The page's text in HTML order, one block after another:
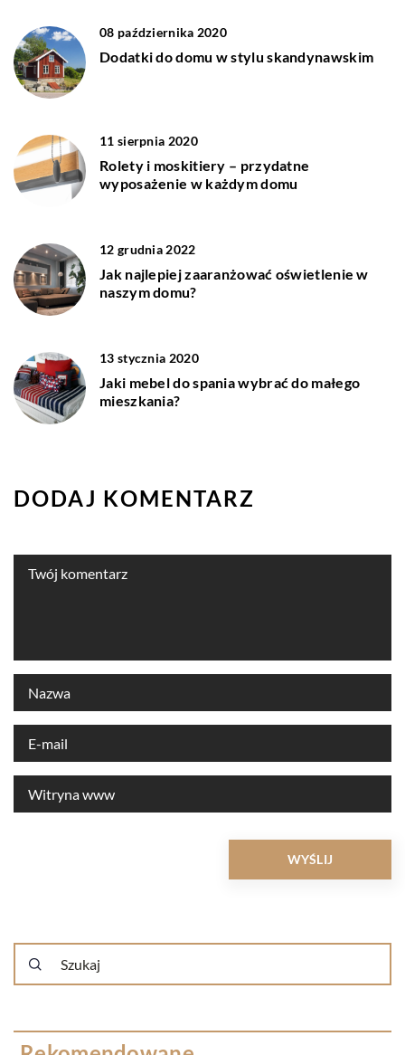
08 października 2020
Dodatki do domu w stylu skandynawskim
11 sierpnia 2020
Rolety i moskitiery – przydatne
wyposażenie w każdym domu
12 grudnia 2022
Jak najlepiej zaaranżować oświetlenie w
naszym domu?
13 stycznia 2020
Jaki mebel do spania wybrać do małego
mieszkania?
DODAJ KOMENTARZ